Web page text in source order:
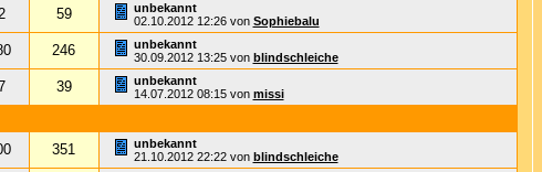
59
unbekannt
02.10.2012 12:26von Sophiebalu
246
unbekannt
30.09.2012 13:25von blindschleiche
39
unbekannt
14.07.2012 08:15von missi
351
unbekannt
21.10.2012 22:22von blindschleiche